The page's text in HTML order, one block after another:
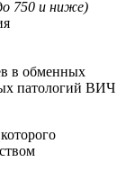
750 и ниже)
в обменных
патологий ВИЧ